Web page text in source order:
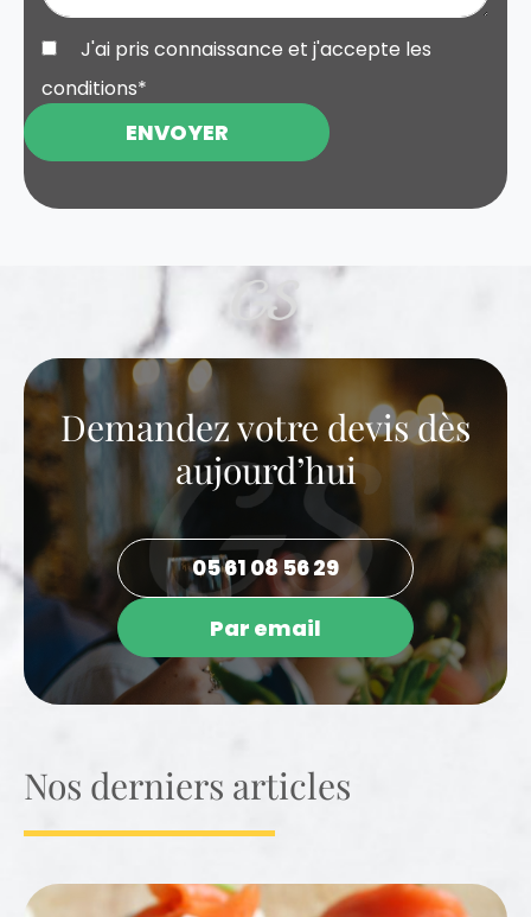
J'ai pris connaissance et j'accepte les
conditions*
ENVOYER
Demandez votre devis dès
aujourd’hui
05 61 08 56 29
Par email
Nos derniers articles